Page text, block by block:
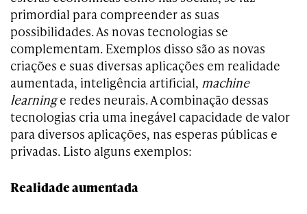
primordial para compreender as suas
possibilidades. As novas tecnologias se
complementam. Exemplos disso são as novas
criações e suas diversas aplicações em realidade
aumentada, inteligência artificial, machine
learninge redes neurais. A combinação dessas
tecnologias cria uma inegável capacidade de valor
para diversos aplicações, nas esperas públicas e
privadas. Listo alguns exemplos:
Realidade aumentada